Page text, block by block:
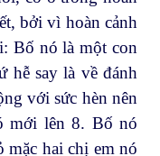
bởi vì hoàn cảnh
Bố nó là một con
hễ say là về đánh
với sức hèn nên
mới lên 8. Bố nó
mặc hai chị em nó